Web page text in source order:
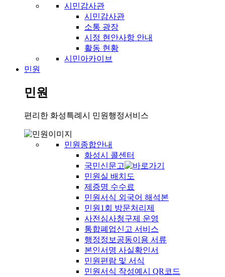
시민감사관
시민감사관
소통 광장
시정 현안사항 안내
활동 현황
시민아카이브
민원
민원
편리한 화성특례시 민원행정서비스
민원종합안내
화성시 콜센터
국민신문고
민원실 배치도
제증명 수수료
민원서식 외국어 해석본
민원1회 방문처리제
사전심사청구제 운영
통합폐업신고 서비스
행정정보공동이용 서류
본인서명 사실확인서
민원편람 및 서식
민원서식 작성예시 QR코드